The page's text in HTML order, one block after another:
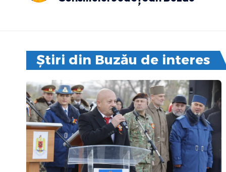
Știri din Buzău de interes